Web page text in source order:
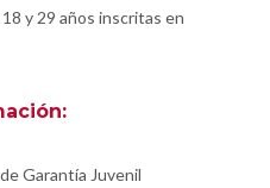
y 29 años inscritas en
Garantía Juvenil